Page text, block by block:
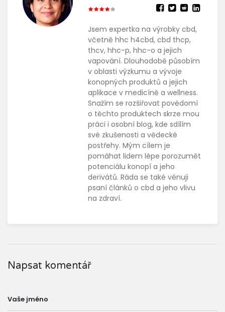
Jsem expertka na výrobky cbd,
včetně hhc h4cbd, cbd thcp,
thcv, hhc-p, hhc-o a jejich
vapování. Dlouhodobě působím
v oblasti výzkumu a vývoje
konopných produktů a jejich
aplikace v medicíně a wellness.
Snažím se rozšiřovat povědomí
o těchto produktech skrze mou
práci i osobní blog, kde sdílím
své zkušenosti a vědecké
postřehy. Mým cílem je
pomáhat lidem lépe porozumět
potenciálu konopí a jeho
derivátů. Ráda se také věnuji
psaní článků o cbd a jeho vlivu
na zdraví.
Napsat komentář
Vaše jméno